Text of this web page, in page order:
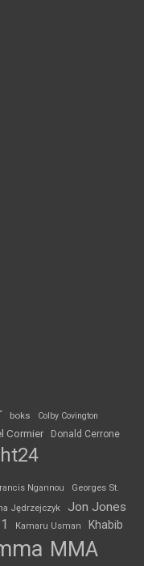
boks Colby Covington
Cormier Donald Cerrone
Ngannou
Georges St.
Jędrzejczyk Jon Jones
Kamaru Usman Khabib
MMA